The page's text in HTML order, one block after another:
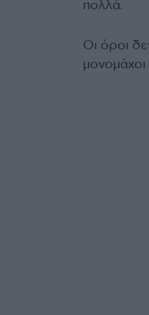
πολλά.
Οι όροι
μονομάχοι